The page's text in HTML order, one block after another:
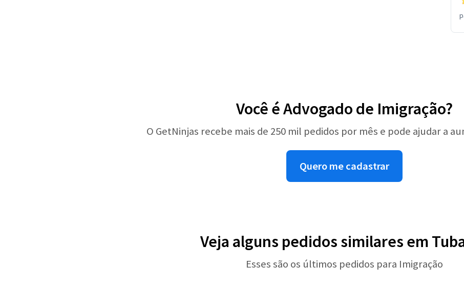
Você é Advogado de Imigração?
O GetNinjas recebe mais de 250 mil pedidos por mês e pode ajudar a
Quero me cadastrar
Veja alguns pedidos similares em
Esses são os últimos pedidos para Imigração